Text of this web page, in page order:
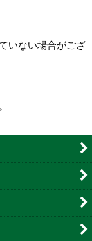
いない場合がござ